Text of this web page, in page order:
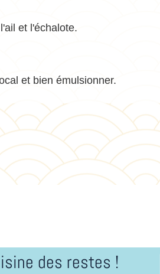
et l'échalote.
et bien émulsionner.
des restes !